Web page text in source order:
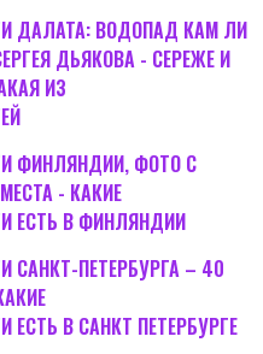
ДАЛАТА: ВОДОПАД КАМ ЛИ
ДЬЯКОВА - СЕРЕЖЕ И
ИЗ
ФИНЛЯНДИИ, ФОТО С
- КАКИЕ
ЕСТЬ В ФИНЛЯНДИИ
САНКТ-ПЕТЕРБУРГА – 40
В САНКТ ПЕТЕРБУРГЕ